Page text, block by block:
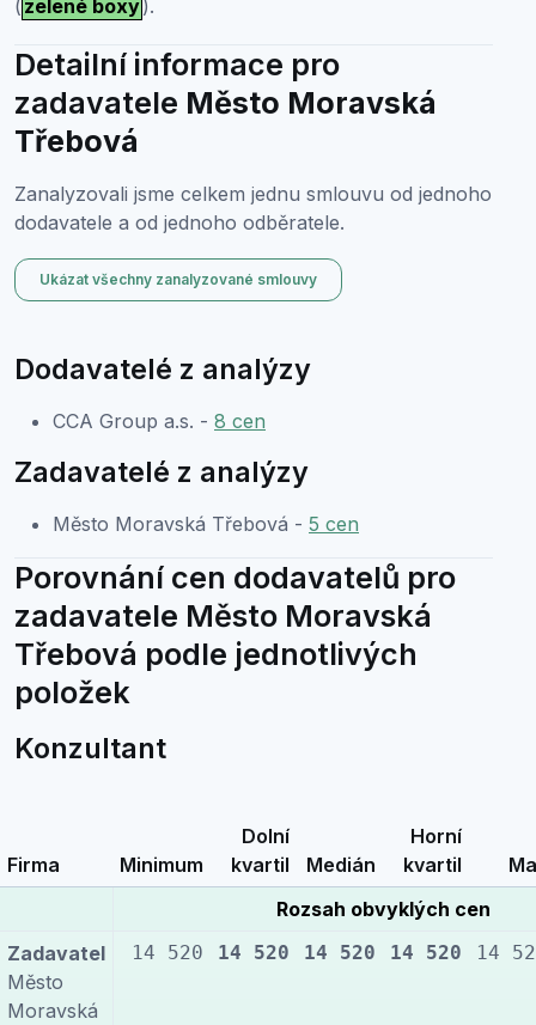
( zelené boxy).
Detailní informace pro
zadavatele Město Moravská
Třebová
Zanalyzovali jsme celkem jednu smlouvu od jednoho
dodavatele a od jednoho odběratele.
Ukázat všechny zanalyzované smlouvy
Dodavatelé z analýzy
CCA Group a.s. - 8 cen
Zadavatelé z analýzy
Město Moravská Třebová - 5 cen
Porovnání cen dodavatelů pro
zadavatele Město Moravská
Třebová podle jednotlivých
položek
Konzultant
Firma Minimum
Dolní
kvartil
Medián
Horní
kvartil
Rozsah obvyklých cen
Zadavatel
Město
Moravská
14 520 14 520 14 520 14 520 14